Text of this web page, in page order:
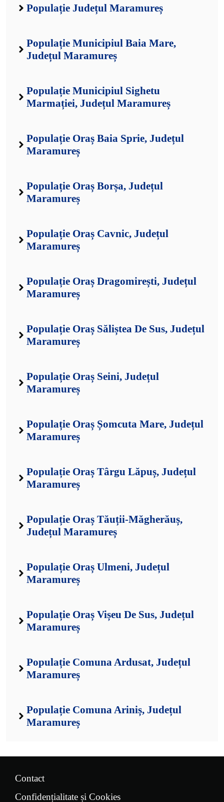
Populație Județul Maramureș
Populație Municipiul Baia Mare,
Județul Maramureș
Populație Municipiul Sighetu
Marmației, Județul Maramureș
Populație Oraș Baia Sprie, Județul
Maramureș
Populație Oraș Borșa, Județul
Maramureș
Populație Oraș Cavnic, Județul
Maramureș
Populație Oraș Dragomirești, Județul
Maramureș
Populație Oraș Săliștea De Sus, Județul
Maramureș
Populație Oraș Seini, Județul
Maramureș
Populație Oraș Șomcuta Mare, Județul
Maramureș
Populație Oraș Târgu Lăpuș, Județul
Maramureș
Populație Oraș Tăuții-Măgherăuș,
Județul Maramureș
Populație Oraș Ulmeni, Județul
Maramureș
Populație Oraș Vișeu De Sus, Județul
Maramureș
Populație Comuna Ardusat, Județul
Maramureș
Populație Comuna Ariniș, Județul
Maramureș
Contact
Confidențialitate și Cookies